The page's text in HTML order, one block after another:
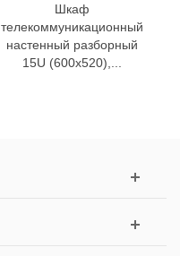
Шкаф
телекоммуникационный
настенный разборный
15U (600х520),...